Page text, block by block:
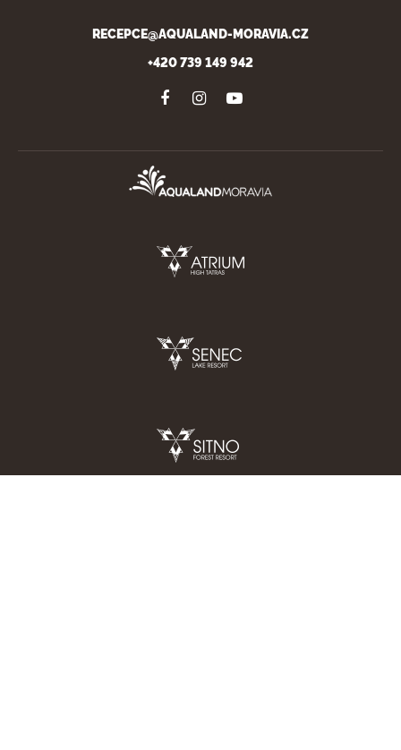
RECEPCE@AQUALAND-MORAVIA.CZ
+420 739 149 942